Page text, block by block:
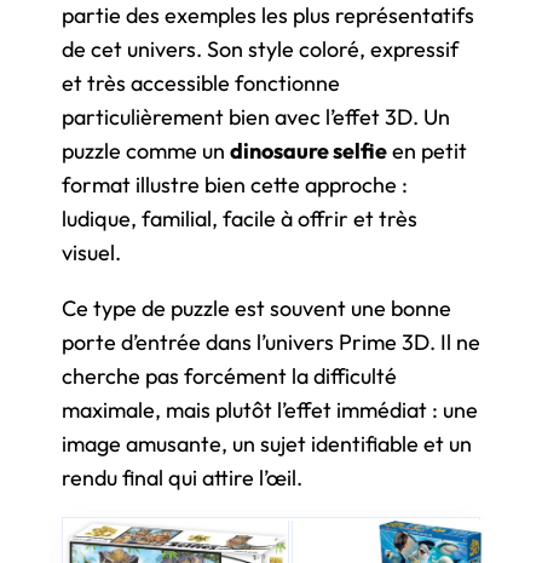
partie des exemples les plus représentatifs
de cet univers. Son style coloré, expressif
et très accessible fonctionne
particulièrement bien avec l’effet 3D. Un
puzzle comme un dinosaure selfieen petit
format illustre bien cette approche :
ludique, familial, facile à offrir et très
visuel.
Ce type de puzzle est souvent une bonne
porte d’entrée dans l’univers Prime 3D. Il ne
cherche pas forcément la difficulté
maximale, mais plutôt l’effet immédiat : une
image amusante, un sujet identifiable et un
rendu final qui attire l’œil.